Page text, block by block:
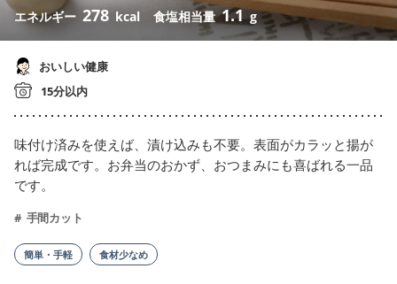
エネルギー 278 kcal 食塩相当量1.1 g
おいしい健康
15分以内
味付け済みを使えば、漬け込みも不要。表面がカラッと揚が
れば完成です。お弁当のおかず、おつまみにも喜ばれる一品
です。
手間カット
簡単・手軽 食材少なめ